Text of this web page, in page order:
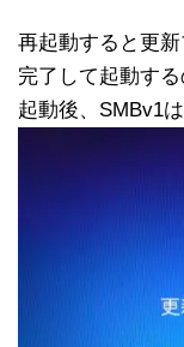
再起動すると更
完了して起動する
起動後、SMBv1